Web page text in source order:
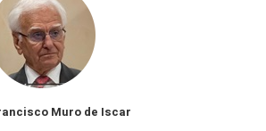
Muro de Iscar